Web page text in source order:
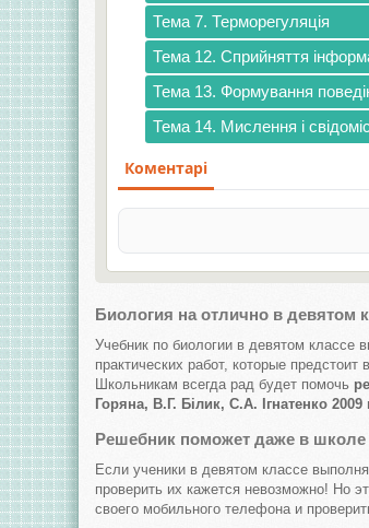
Тема 7. Терморегуляція
Тема 12. Сприйняття
Тема 13. Формування
Тема 14. Мислення і
Биология на отлично в девятом
Учебник по биологии в девятом классе
практических работ, которые
Школьникам всегда рад будет помочь
Горяна, В.Г. Білик, С.А. Ігнатенко 2009
Решебник поможет даже в школе
Если ученики в девятом классе
проверить их кажется невозможно! Но
своего мобильного телефона и